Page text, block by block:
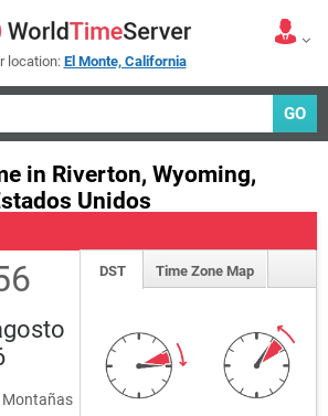
location: El Monte, California
GO
in Riverton, Wyoming,
Unidos
Montañas
DST Time Zone Map